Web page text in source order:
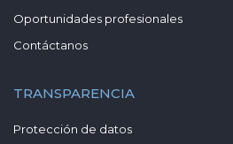
Oportunidades profesionales
Contáctanos
TRANSPARENCIA
Protección de datos